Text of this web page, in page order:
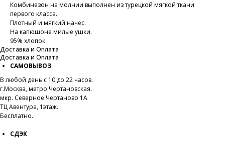
Комбинезон на молнии выполнен из турецкой мягкой ткани
первого класса.
Плотный и мягкий начес.
На капюшоне милые ушки.
95% хлопок
Доставка и Оплата
Доставка и Оплата
САМОВЫВОЗ
В любой день с 10 до 22 часов.
г.Москва, метро Чертановская.
мкр. Северное Чертаново 1А
ТЦ Авентура, 1этаж.
Бесплатно.
СДЭК